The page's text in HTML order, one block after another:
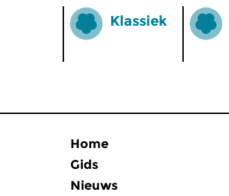
Klassiek
Home
Gids
Nieuws